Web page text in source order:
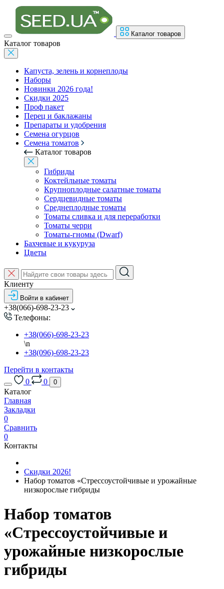
Каталог товаров
Каталог товаров
Капуста, зелень и корнеплоды
Наборы
Новинки 2026 года!
Скидки 2025
Проф пакет
Перец и баклажаны
Препараты и удобрения
Семена огурцов
Семена томатов
Каталог товаров
Гибриды
Коктейльные томаты
Крупноплодные салатные томаты
Сердцевидные томаты
Среднеплодные томаты
Томаты сливка и для переработки
Томаты черри
Томаты-гномы (Dwarf)
Бахчевые и кукуруза
Цветы
Клиенту
Войти в кабинет
+38(066)-698-23-23
Телефоны:
+38(066)-698-23-23
\n
+38(096)-698-23-23
Перейти в контакты
0
0 0
Каталог
Главная
Закладки
0
Сравнить
0
Контакты
Скидки 2026!
Набор томатов «Стрессоустойчивые и урожайные
низкорослые гибриды
Набор томатов
«Стрессоустойчивые и
урожайные низкорослые
гибриды